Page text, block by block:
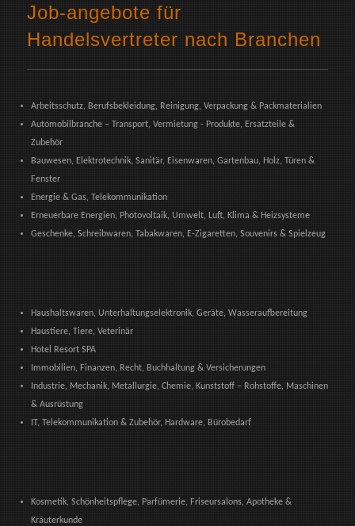
Job-angebote für
Handelsvertreter nach Branchen
Arbeitsschutz, Berufsbekleidung, Reinigung, Verpackung & Packmaterialien
Automobilbranche – Transport, Vermietung - Produkte, Ersatzteile &
Zubehör
Bauwesen, Elektrotechnik, Sanitär, Eisenwaren, Gartenbau, Holz, Türen &
Fenster
Energie & Gas, Telekommunikation
Erneuerbare Energien, Photovoltaik, Umwelt, Luft, Klima & Heizsysteme
Geschenke, Schreibwaren, Tabakwaren, E-Zigaretten, Souvenirs & Spielzeug
Haushaltswaren, Unterhaltungselektronik, Geräte, Wasseraufbereitung
Haustiere, Tiere, Veterinär
Hotel Resort SPA
Immobilien, Finanzen, Recht, Buchhaltung & Versicherungen
Industrie, Mechanik, Metallurgie, Chemie, Kunststoff – Rohstoffe, Maschinen
& Ausrüstung
IT, Telekommunikation & Zubehör, Hardware, Bürobedarf
Kosmetik, Schönheitspflege, Parfümerie, Friseursalons, Apotheke &
Kräuterkunde